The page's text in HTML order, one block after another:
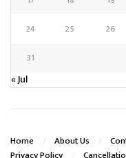
24
25 26
31
« Jul
Home About Us
Privacy Policy